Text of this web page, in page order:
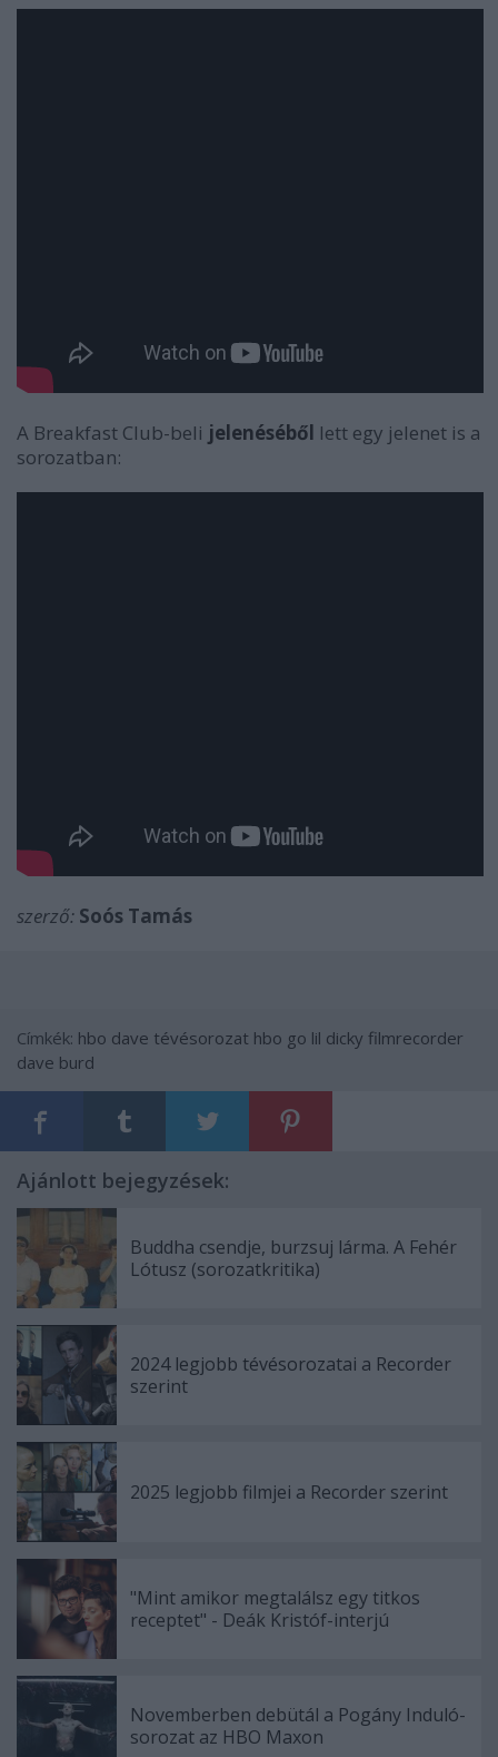
A Breakfast Club-beli jelenéséből lett egy jelenet is a
sorozatban:
szerző: Soós Tamás
Címkék: hbo dave tévésorozat hbo go lil dicky filmrecorder
dave burd
Ajánlott bejegyzések:
Buddha csendje, burzsuj lárma. A Fehér
Lótusz (sorozatkritika)
2024 legjobb tévésorozatai a Recorder
szerint
2025 legjobb filmjei a Recorder szerint
"Mint amikor megtalálsz egy titkos
receptet" - Deák Kristóf-interjú
Novemberben debütál a Pogány Induló-
sorozat az HBO Maxon